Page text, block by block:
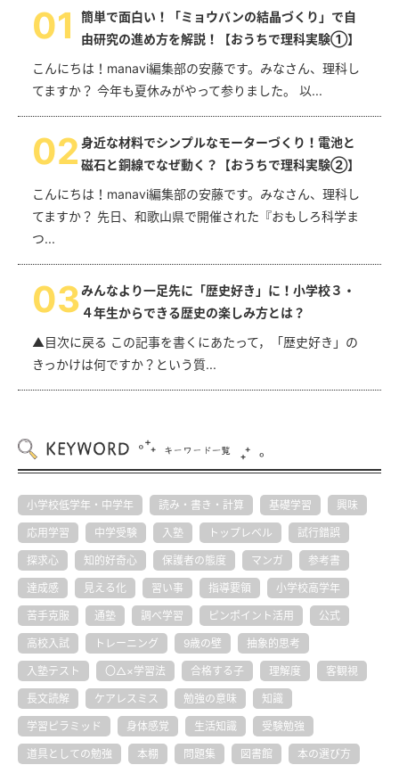
01
簡単で面白い！「ミョウバンの結晶づくり」で自
由研究の進め方を解説！【おうちで理科実験①】
こんにちは！manavi編集部の安藤です。みなさん、理科し
てますか？ 今年も夏休みがやって参りました。 以...
02 身近な材料でシンプルなモーターづくり！電池と
磁石と銅線でなぜ動く？【おうちで理科実験②】
こんにちは！manavi編集部の安藤です。みなさん、理科し
てますか？ 先日、和歌山県で開催された『おもしろ科学ま
つ...
03みんなより一足先に「歴史好き」に！小学校３・
４年生からできる歴史の楽しみ方とは？
▲目次に戻る この記事を書くにあたって，「歴史好き」の
きっかけは何ですか？という質...
小学校低学年・中学年 読み・書き・計算 基礎学習 興味
応用学習 中学受験 入塾 トップレベル 試行錯誤
探求心 知的好奇心 保護者の態度 マンガ 参考書
達成感 見える化 習い事 指導要領 小学校高学年
苦手克服 通塾 調べ学習 ピンポイント活用 公式
高校入試 トレーニング 9歳の壁 抽象的思考
入塾テスト 〇△×学習法 合格する子 理解度 客観視
長文読解 ケアレスミス 勉強の意味 知識
学習ピラミッド 身体感覚 生活知識 受験勉強
道具としての勉強 本棚 問題集 図書館 本の選び方